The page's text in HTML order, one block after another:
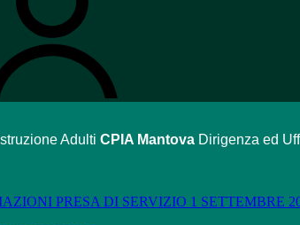
Adulti CPIA Mantova Dirigenza ed
PRESA DI SERVIZIO 1 SETTEMBRE